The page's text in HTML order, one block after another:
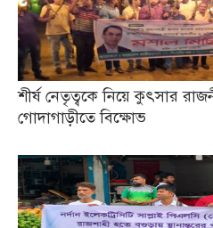
শীর্ষ নেতৃত্বকে নিয়ে কুৎসার
গোদাগাড়ীতে বিক্ষোভ